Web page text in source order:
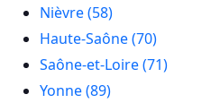
Nièvre (58)
Haute-Saône (70)
Saône-et-Loire (71)
Yonne (89)